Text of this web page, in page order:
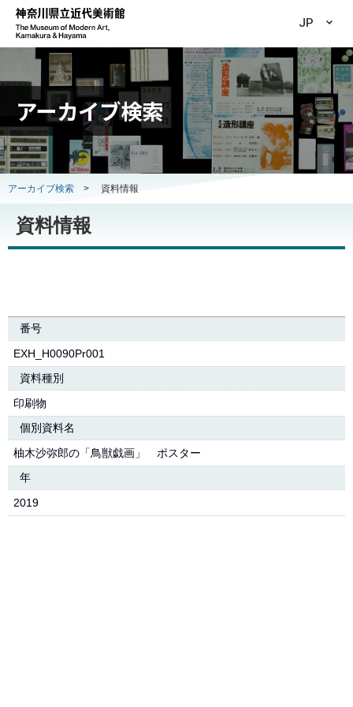
JP
アーカイブ検索
アーカイブ検索 > 資料情報
資料情報
番号
EXH_H0090Pr001
資料種別
印刷物
個別資料名
柚木沙弥郎の「鳥獣戯画」 ポスター
年
2019